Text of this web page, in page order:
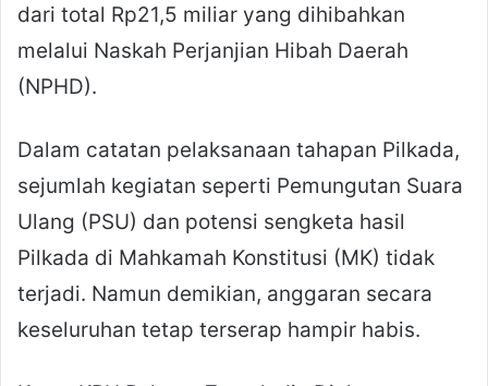
dari total Rp21,5 miliar yang dihibahkan
melalui Naskah Perjanjian Hibah Daerah
(NPHD).
Dalam catatan pelaksanaan tahapan Pilkada,
sejumlah kegiatan seperti Pemungutan Suara
Ulang (PSU) dan potensi sengketa hasil
Pilkada di Mahkamah Konstitusi (MK) tidak
terjadi. Namun demikian, anggaran secara
keseluruhan tetap terserap hampir habis.